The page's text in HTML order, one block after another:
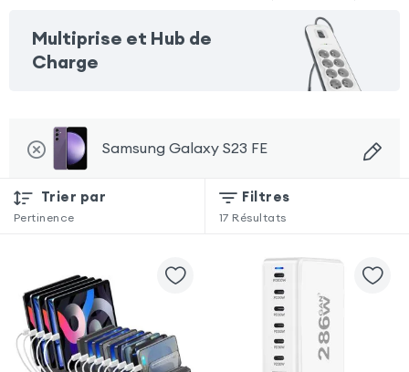
Multiprise et Hub de
Charge
Samsung Galaxy S23 FE
Trier par
Pertinence
Filtres
17 Résultats